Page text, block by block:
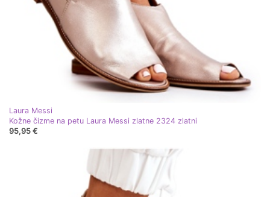
Laura Messi
Kožne čizme na petu Laura Messi zlatne 2324 zlatni
95,95 €